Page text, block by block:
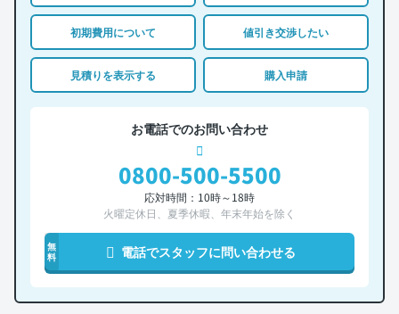
初期費用について 値引き交渉したい
見積りを表示する 購入申請
お電話でのお問い合わせ
0800-500-5500
応対時間：10時～18時
火曜定休日、夏季休暇、年末年始を除く
無
料
電話でスタッフに問い合わせる